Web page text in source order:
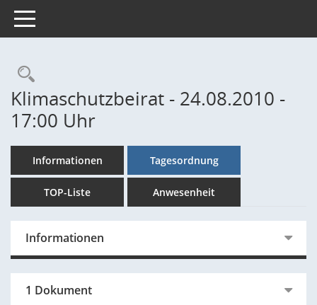
Toggle navigation
Rechercheauswahl
Klimaschutzbeirat - 24.08.2010 -
17:00 Uhr
Informationen Tagesordnung
TOP-Liste Anwesenheit
Informationen
1 Dokument